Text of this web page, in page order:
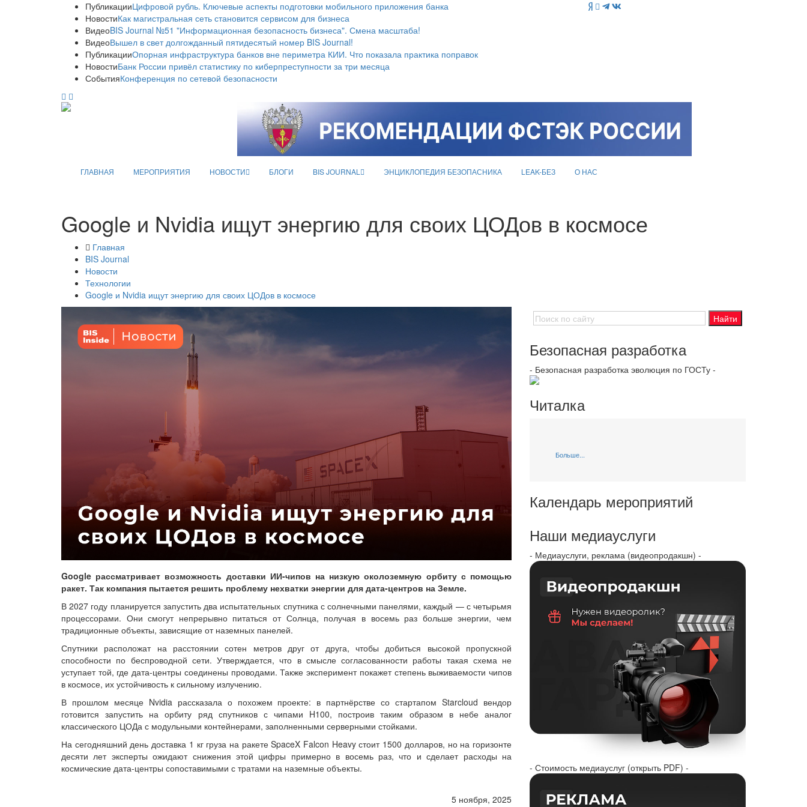
ПубликацииЦифровой рубль. Ключевые аспекты подготовки мобильного приложения банка
НовостиКак магистральная сеть становится сервисом для бизнеса
ВидеоBIS Journal №51 "Информационная безопасность бизнеса". Смена масштаба!
ВидеоВышел в свет долгожданный пятидесятый номер BIS Journal!
ПубликацииОпорная инфраструктура банков вне периметра КИИ. Что показала практика поправок
НовостиБанк России привёл статистику по киберпреступности за три месяца
СобытияКонференция по сетевой безопасности
ГЛАВНАЯ МЕРОПРИЯТИЯ НОВОСТИ БЛОГИ BIS JOURNAL ЭНЦИКЛОПЕДИЯ БЕЗОПАСНИКА LEAK-БЕЗ О НАС
Google и Nvidia ищут энергию для своих ЦОДов в космосе
Главная
BIS Journal
Новости
Технологии
Google и Nvidia ищут энергию для своих ЦОДов в космосе
Google рассматривает возможность доставки ИИ-чипов на низкую околоземную орбиту с помощью
ракет. Так компания пытается решить проблему нехватки энергии для дата-центров на Земле.
В 2027 году планируется запустить два испытательных спутника с солнечными панелями, каждый — с четырьмя
процессорами. Они смогут непрерывно питаться от Солнца, получая в восемь раз больше энергии, чем
традиционные объекты, зависящие от наземных панелей.
Спутники расположат на расстоянии сотен метров друг от друга, чтобы добиться высокой пропускной
способности по беспроводной сети. Утверждается, что в смысле согласованности работы такая схема не
уступает той, где дата-центры соединены проводами. Также эксперимент покажет степень выживаемости чипов
в космосе, их устойчивость к сильному излучению.
В прошлом месяце Nvidia рассказала о похожем проекте: в партнёрстве со стартапом Starcloud вендор
готовится запустить на орбиту ряд спутников с чипами H100, построив таким образом в небе аналог
классического ЦОДа с модульными контейнерами, заполненными серверными стойками.
На сегодняшний день доставка 1 кг груза на ракете SpaceX Falcon Heavy стоит 1500 долларов, но на горизонте
десяти лет эксперты ожидают снижения этой цифры примерно в восемь раз, что и сделает расходы на
космические дата-центры сопоставимыми с тратами на наземные объекты.
5 ноября, 2025
Безопасная разработка
- Безопасная разработка эволюция по ГОСТу -
Читалка
Больше...
Календарь мероприятий
Наши медиауслуги
- Медиауслуги, реклама (видеопродакшн) -
- Стоимость медиауслуг (открыть PDF) -